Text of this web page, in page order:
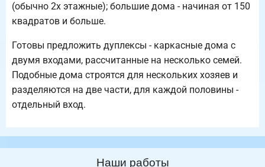
(обычно 2х этажные); большие дома - начиная от 150
квадратов и больше.
Готовы предложить дуплексы - каркасные дома с
двумя входами, рассчитанные на несколько семей.
Подобные дома строятся для нескольких хозяев и
разделяются на две части, для каждой половины -
отдельный вход.
Наши работы